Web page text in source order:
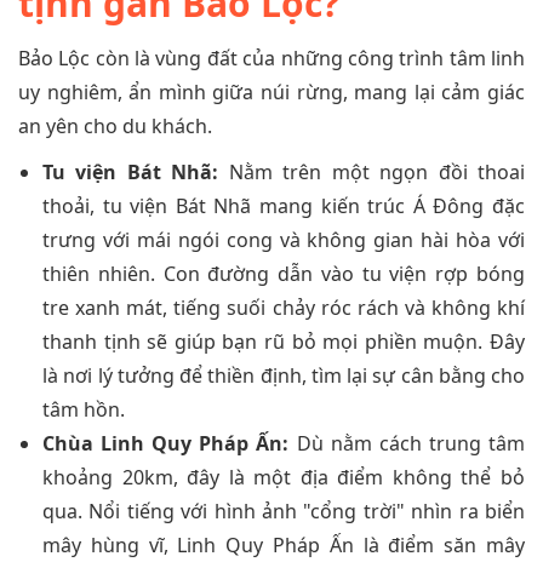
Bảo Lộc còn là vùng đất của những công trình tâm linh
uy nghiêm, ẩn mình giữa núi rừng, mang lại cảm giác
an yên cho du khách.
Tu viện Bát Nhã: Nằm trên một ngọn đồi thoai
thoải, tu viện Bát Nhã mang kiến trúc Á Đông đặc
trưng với mái ngói cong và không gian hài hòa với
thiên nhiên. Con đường dẫn vào tu viện rợp bóng
tre xanh mát, tiếng suối chảy róc rách và không khí
thanh tịnh sẽ giúp bạn rũ bỏ mọi phiền muộn. Đây
là nơi lý tưởng để thiền định, tìm lại sự cân bằng cho
tâm hồn.
Chùa Linh Quy Pháp Ấn: Dù nằm cách trung tâm
khoảng 20km, đây là một địa điểm không thể bỏ
qua. Nổi tiếng với hình ảnh "cổng trời" nhìn ra biển
mây hùng vĩ, Linh Quy Pháp Ấn là điểm săn mây